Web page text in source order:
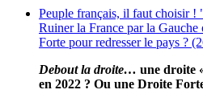
Peuple français, il faut choisir !
Ruiner la France par la
Forte pour redresser le pays ?
Debout la droite… une droite
en 2022 ? Ou une Droite